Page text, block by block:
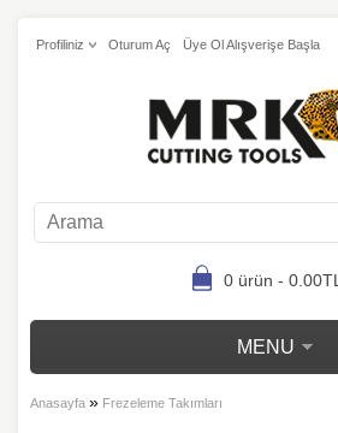
Profiliniz Oturum Aç Üye Ol Alışverişe Başla
0 ürün - 0.00TL
MENU
Anasayfa » Frezeleme Takımları